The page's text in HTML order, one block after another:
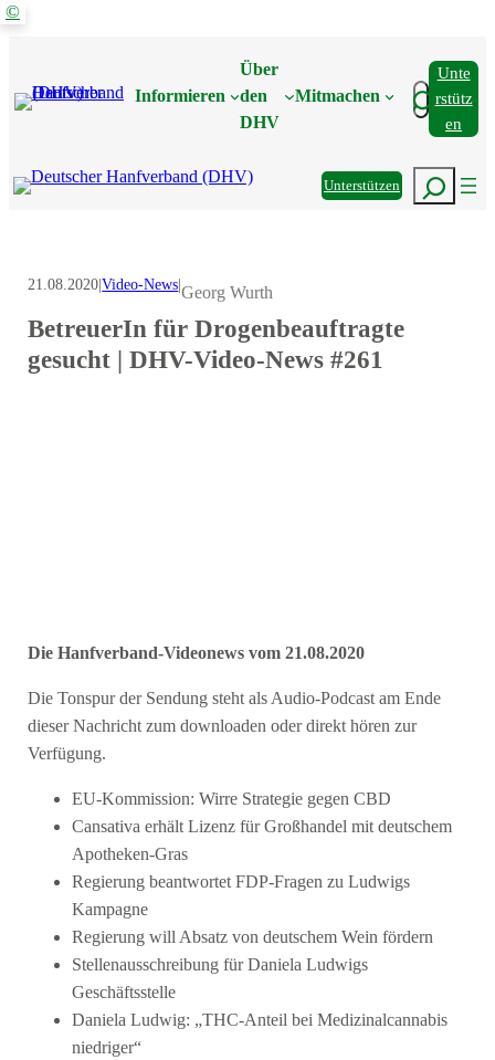
Zum
Informieren
Über
den
DHV
Mitmachen Suchen
Unte
Rstütz
En
UnterstützenSuchen
©
21.08.2020|Video-News|Georg Wurth
BetreuerIn für Drogenbeauftragte
gesucht | DHV-Video-News #261
Die Hanfverband-Videonews vom 21.08.2020
Die Tonspur der Sendung steht als Audio-Podcast am Ende
dieser Nachricht zum downloaden oder direkt hören zur
Verfügung.
EU-Kommission: Wirre Strategie gegen CBD
Cansativa erhält Lizenz für Großhandel mit deutschem
Apotheken-Gras
Regierung beantwortet FDP-Fragen zu Ludwigs
Kampagne
Regierung will Absatz von deutschem Wein fördern
Stellenausschreibung für Daniela Ludwigs
Geschäftsstelle
Daniela Ludwig: „THC-Anteil bei Medizinalcannabis
niedriger“